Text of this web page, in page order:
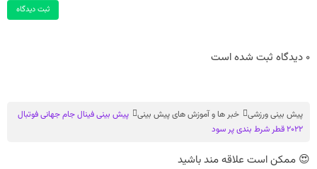
ثبت دیدگاه
0 دیدگاه ثبت شده است
پیش بینی ورزشی خبر ها و آموزش های پیش بینی
پیش بینی فینال جام جهانی فوتبال
2022 قطر شرط بندی پر سود
😍 ممکن است علاقه مند باشید